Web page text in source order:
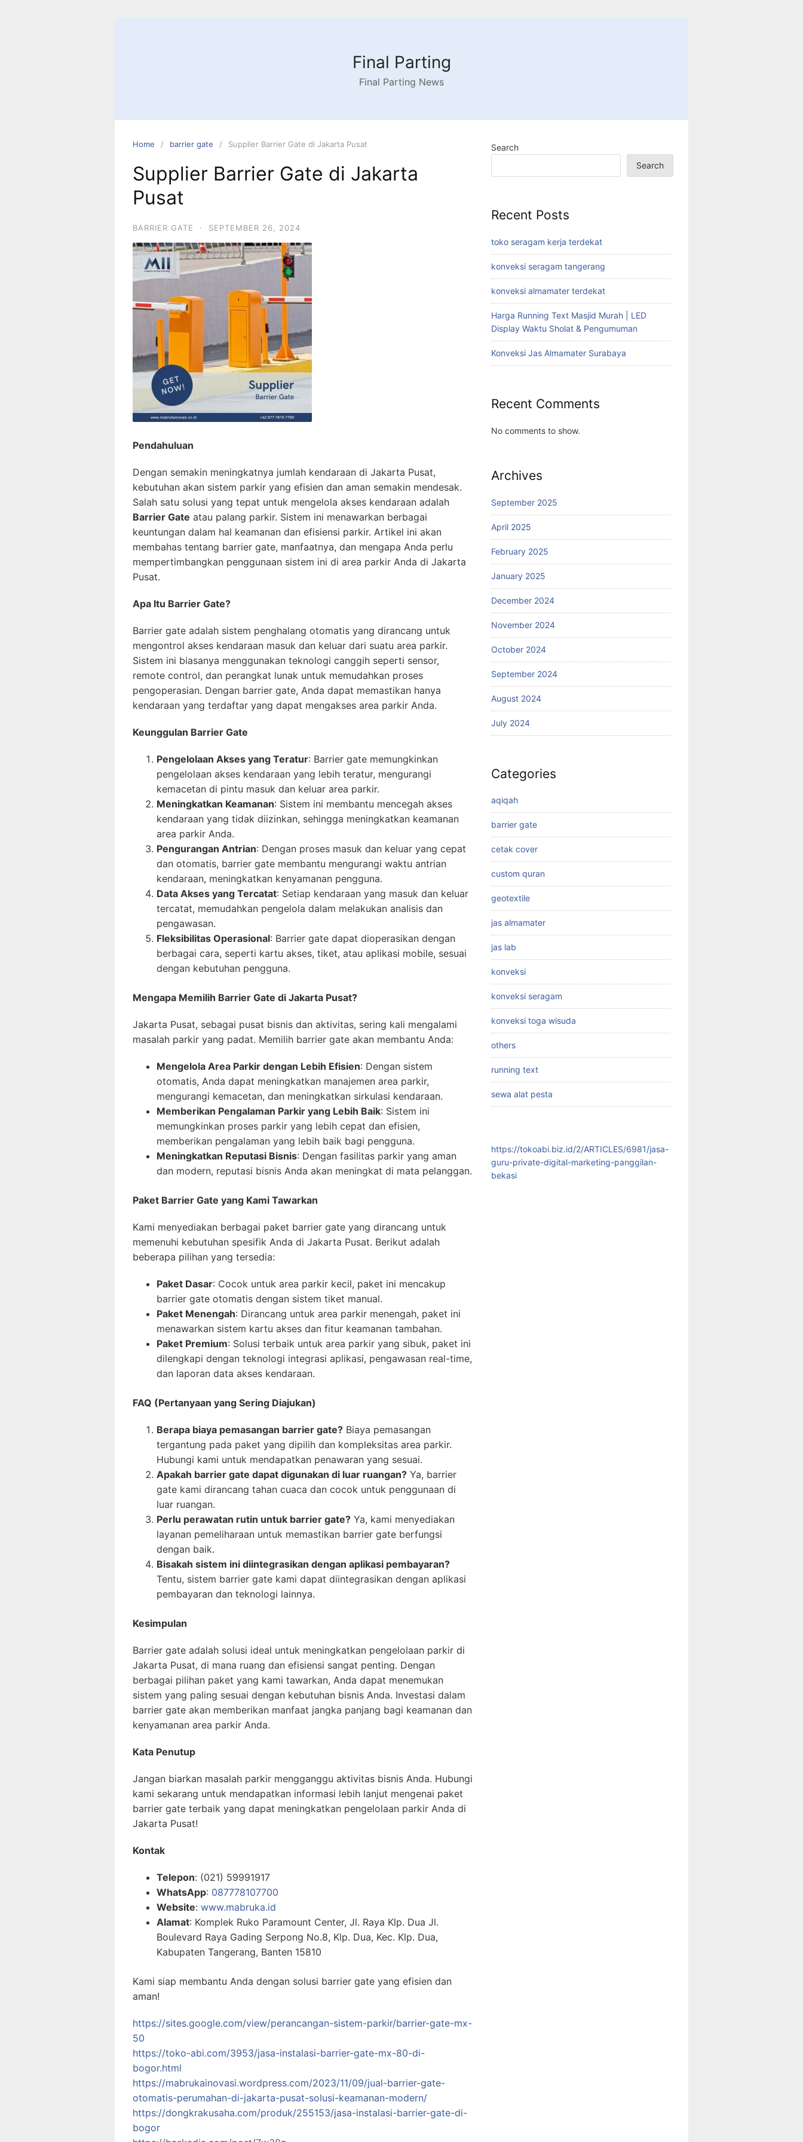
Final Parting
Final Parting News
Home barrier gate Supplier Barrier Gate di Jakarta Pusat
Supplier Barrier Gate di Jakarta
Pusat
BARRIER GATE · SEPTEMBER 26, 2024
Pendahuluan
Dengan semakin meningkatnya jumlah kendaraan di Jakarta Pusat,
kebutuhan akan sistem parkir yang efisien dan aman semakin mendesak.
Salah satu solusi yang tepat untuk mengelola akses kendaraan adalah
Barrier Gate atau palang parkir. Sistem ini menawarkan berbagai
keuntungan dalam hal keamanan dan efisiensi parkir. Artikel ini akan
membahas tentang barrier gate, manfaatnya, dan mengapa Anda perlu
mempertimbangkan penggunaan sistem ini di area parkir Anda di Jakarta
Pusat.
Apa Itu Barrier Gate?
Barrier gate adalah sistem penghalang otomatis yang dirancang untuk
mengontrol akses kendaraan masuk dan keluar dari suatu area parkir.
Sistem ini biasanya menggunakan teknologi canggih seperti sensor,
remote control, dan perangkat lunak untuk memudahkan proses
pengoperasian. Dengan barrier gate, Anda dapat memastikan hanya
kendaraan yang terdaftar yang dapat mengakses area parkir Anda.
Keunggulan Barrier Gate
Pengelolaan Akses yang Teratur: Barrier gate memungkinkan
pengelolaan akses kendaraan yang lebih teratur, mengurangi
kemacetan di pintu masuk dan keluar area parkir.
Meningkatkan Keamanan: Sistem ini membantu mencegah akses
kendaraan yang tidak diizinkan, sehingga meningkatkan keamanan
area parkir Anda.
Pengurangan Antrian: Dengan proses masuk dan keluar yang cepat
dan otomatis, barrier gate membantu mengurangi waktu antrian
kendaraan, meningkatkan kenyamanan pengguna.
Data Akses yang Tercatat: Setiap kendaraan yang masuk dan keluar
tercatat, memudahkan pengelola dalam melakukan analisis dan
pengawasan.
Fleksibilitas Operasional: Barrier gate dapat dioperasikan dengan
berbagai cara, seperti kartu akses, tiket, atau aplikasi mobile, sesuai
dengan kebutuhan pengguna.
Mengapa Memilih Barrier Gate di Jakarta Pusat?
Jakarta Pusat, sebagai pusat bisnis dan aktivitas, sering kali mengalami
masalah parkir yang padat. Memilih barrier gate akan membantu Anda:
Mengelola Area Parkir dengan Lebih Efisien: Dengan sistem
otomatis, Anda dapat meningkatkan manajemen area parkir,
mengurangi kemacetan, dan meningkatkan sirkulasi kendaraan.
Memberikan Pengalaman Parkir yang Lebih Baik: Sistem ini
memungkinkan proses parkir yang lebih cepat dan efisien,
memberikan pengalaman yang lebih baik bagi pengguna.
Meningkatkan Reputasi Bisnis: Dengan fasilitas parkir yang aman
dan modern, reputasi bisnis Anda akan meningkat di mata pelanggan.
Paket Barrier Gate yang Kami Tawarkan
Kami menyediakan berbagai paket barrier gate yang dirancang untuk
memenuhi kebutuhan spesifik Anda di Jakarta Pusat. Berikut adalah
beberapa pilihan yang tersedia:
Paket Dasar: Cocok untuk area parkir kecil, paket ini mencakup
barrier gate otomatis dengan sistem tiket manual.
Paket Menengah: Dirancang untuk area parkir menengah, paket ini
menawarkan sistem kartu akses dan fitur keamanan tambahan.
Paket Premium: Solusi terbaik untuk area parkir yang sibuk, paket ini
dilengkapi dengan teknologi integrasi aplikasi, pengawasan real-time,
dan laporan data akses kendaraan.
FAQ (Pertanyaan yang Sering Diajukan)
Berapa biaya pemasangan barrier gate? Biaya pemasangan
tergantung pada paket yang dipilih dan kompleksitas area parkir.
Hubungi kami untuk mendapatkan penawaran yang sesuai.
Apakah barrier gate dapat digunakan di luar ruangan? Ya, barrier
gate kami dirancang tahan cuaca dan cocok untuk penggunaan di
luar ruangan.
Perlu perawatan rutin untuk barrier gate? Ya, kami menyediakan
layanan pemeliharaan untuk memastikan barrier gate berfungsi
dengan baik.
Bisakah sistem ini diintegrasikan dengan aplikasi pembayaran?
Tentu, sistem barrier gate kami dapat diintegrasikan dengan aplikasi
pembayaran dan teknologi lainnya.
Kesimpulan
Barrier gate adalah solusi ideal untuk meningkatkan pengelolaan parkir di
Jakarta Pusat, di mana ruang dan efisiensi sangat penting. Dengan
berbagai pilihan paket yang kami tawarkan, Anda dapat menemukan
sistem yang paling sesuai dengan kebutuhan bisnis Anda. Investasi dalam
barrier gate akan memberikan manfaat jangka panjang bagi keamanan dan
kenyamanan area parkir Anda.
Kata Penutup
Jangan biarkan masalah parkir mengganggu aktivitas bisnis Anda. Hubungi
kami sekarang untuk mendapatkan informasi lebih lanjut mengenai paket
barrier gate terbaik yang dapat meningkatkan pengelolaan parkir Anda di
Jakarta Pusat!
Kontak
Telepon: (021) 59991917
WhatsApp: 087778107700
Website: www.mabruka.id
Alamat: Komplek Ruko Paramount Center, Jl. Raya Klp. Dua Jl.
Boulevard Raya Gading Serpong No.8, Klp. Dua, Kec. Klp. Dua,
Kabupaten Tangerang, Banten 15810
Kami siap membantu Anda dengan solusi barrier gate yang efisien dan
aman!
https://sites.google.com/view/perancangan-sistem-parkir/barrier-gate-mx-
50
https://toko-abi.com/3953/jasa-instalasi-barrier-gate-mx-80-di-
bogor.html
https://mabrukainovasi.wordpress.com/2023/11/09/jual-barrier-gate-
otomatis-perumahan-di-jakarta-pusat-solusi-keamanan-modern/
https://dongkrakusaha.com/produk/255153/jasa-instalasi-barrier-gate-di-
bogor
Search
Search
Recent Posts
toko seragam kerja terdekat
konveksi seragam tangerang
konveksi almamater terdekat
Harga Running Text Masjid Murah | LED
Display Waktu Sholat & Pengumuman
Konveksi Jas Almamater Surabaya
Recent Comments
No comments to show.
Archives
September 2025
April 2025
February 2025
January 2025
December 2024
November 2024
October 2024
September 2024
August 2024
July 2024
Categories
aqiqah
barrier gate
cetak cover
custom quran
geotextile
jas almamater
jas lab
konveksi
konveksi seragam
konveksi toga wisuda
others
running text
sewa alat pesta
https://tokoabi.biz.id/2/ARTICLES/6981/jasa-
guru-private-digital-marketing-panggilan-
bekasi